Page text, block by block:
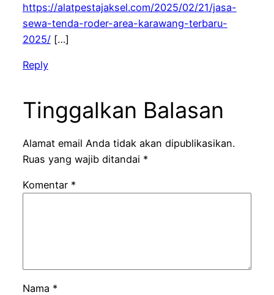
https://alatpestajaksel.com/2025/02/21/jasa-
sewa-tenda-roder-area-karawang-terbaru-
2025/[…]
Reply
Tinggalkan Balasan
Alamat email Anda tidak akan dipublikasikan.
Ruas yang wajib ditandai *
Komentar *
Nama *